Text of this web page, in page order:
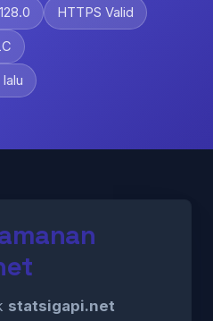
HTTPS Valid
statsigapi.net